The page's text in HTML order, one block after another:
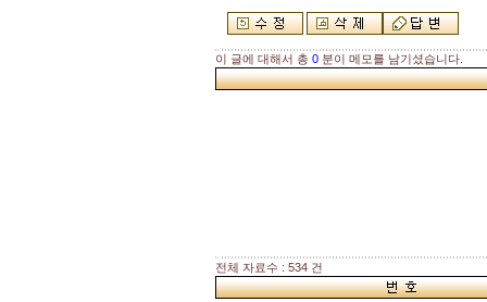
이 글에 대해서 총 0 분이 메모를 남기셨습니다.
전체 자료수 : 534 건